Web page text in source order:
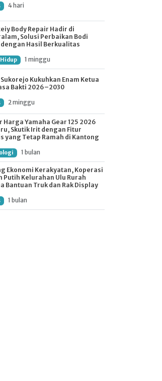
4 hari
Body Repair Hadir di
Solusi Perbaikan Bodi
Hasil Berkualitas
Hidup 1 minggu
Kukuhkan Enam Ketua
Bakti 2026–2030
2 minggu
Harga Yamaha Gear 125 2026
Skutik Irit dengan Fitur
yang Tetap Ramah di Kantong
1 bulan
Ekonomi Kerakyatan, Koperasi
Putih Kelurahan Ulu Rurah
Bantuan Truk dan Rak Display
1 bulan